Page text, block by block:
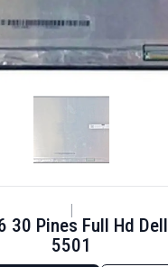
30 Pines Full Hd
5501